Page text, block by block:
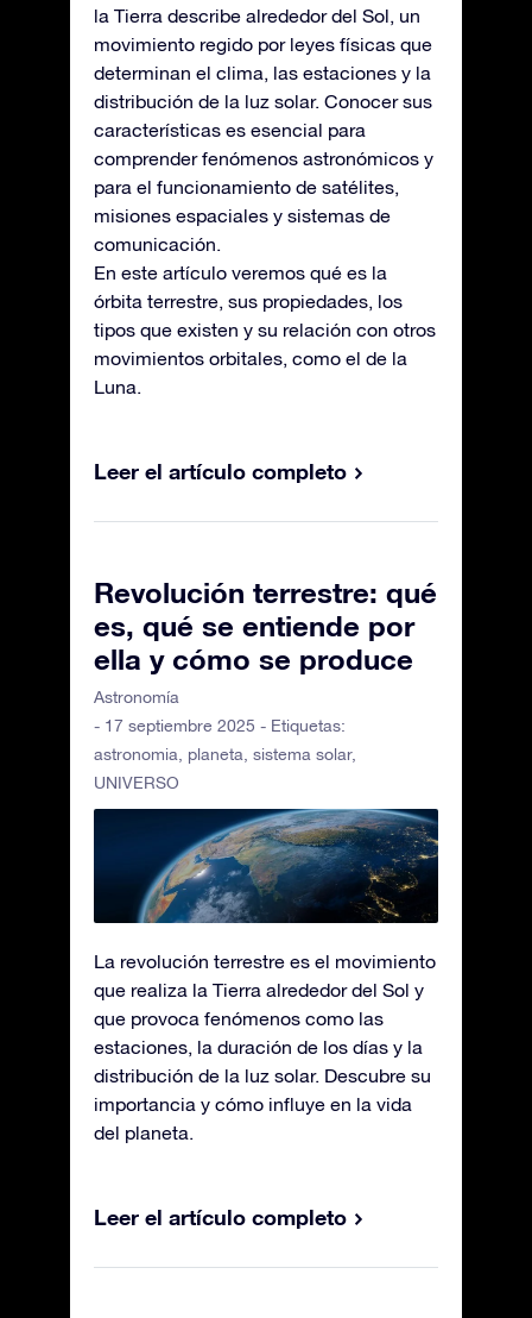
la Tierra describe alrededor del Sol, un
movimiento regido por leyes físicas que
determinan el clima, las estaciones y la
distribución de la luz solar. Conocer sus
características es esencial para
comprender fenómenos astronómicos y
para el funcionamiento de satélites,
misiones espaciales y sistemas de
comunicación.
En este artículo veremos qué es la
órbita terrestre, sus propiedades, los
tipos que existen y su relación con otros
movimientos orbitales, como el de la
Luna.
Leer el artículo completo
Revolución terrestre: qué
es, qué se entiende por
ella y cómo se produce
Astronomía
- 17 septiembre 2025 - Etiquetas:
astronomia
planeta sistema solar,
UNIVERSO
La revolución terrestre es el movimiento
que realiza la Tierra alrededor del Sol y
que provoca fenómenos como las
estaciones, la duración de los días y la
distribución de la luz solar. Descubre su
importancia y cómo influye en la vida
del planeta.
Leer el artículo completo